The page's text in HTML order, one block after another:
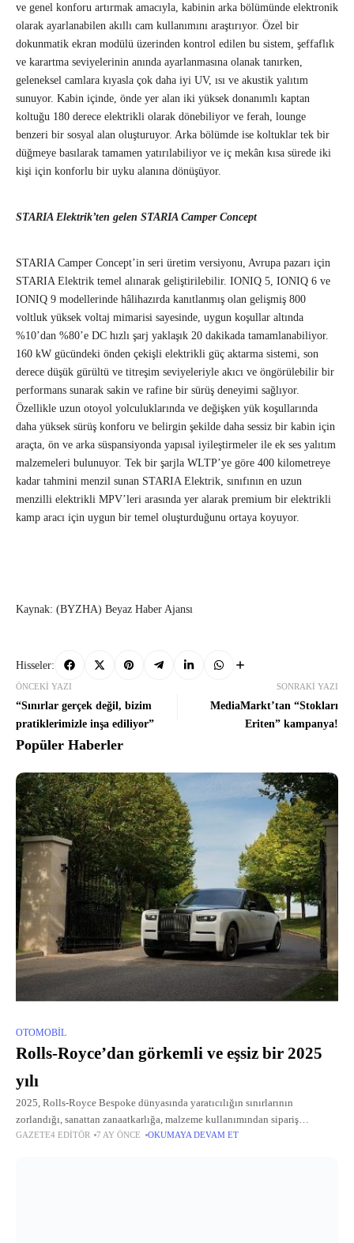
ve genel konforu artırmak amacıyla, kabinin arka bölümünde elektronik
olarak ayarlanabilen akıllı cam kullanımını araştırıyor. Özel bir
dokunmatik ekran modülü üzerinden kontrol edilen bu sistem, şeffaflık
ve karartma seviyelerinin anında ayarlanmasına olanak tanırken,
geleneksel camlara kıyasla çok daha iyi UV, ısı ve akustik yalıtım
sunuyor. Kabin içinde, önde yer alan iki yüksek donanımlı kaptan
koltuğu 180 derece elektrikli olarak dönebiliyor ve ferah, lounge
benzeri bir sosyal alan oluşturuyor. Arka bölümde ise koltuklar tek bir
düğmeye basılarak tamamen yatırılabiliyor ve iç mekân kısa sürede iki
kişi için konforlu bir uyku alanına dönüşüyor.
STARIA Elektrik’ten gelen STARIA Camper Concept
STARIA Camper Concept’in seri üretim versiyonu, Avrupa pazarı için
STARIA Elektrik temel alınarak geliştirilebilir. IONIQ 5, IONIQ 6 ve
IONIQ 9 modellerinde hâlihazırda kanıtlanmış olan gelişmiş 800
voltluk yüksek voltaj mimarisi sayesinde, uygun koşullar altında
%10’dan %80’e DC hızlı şarj yaklaşık 20 dakikada tamamlanabiliyor.
160 kW gücündeki önden çekişli elektrikli güç aktarma sistemi, son
derece düşük gürültü ve titreşim seviyeleriyle akıcı ve öngörülebilir bir
performans sunarak sakin ve rafine bir sürüş deneyimi sağlıyor.
Özellikle uzun otoyol yolculuklarında ve değişken yük koşullarında
daha yüksek sürüş konforu ve belirgin şekilde daha sessiz bir kabin için
araçta, ön ve arka süspansiyonda yapısal iyileştirmeler ile ek ses yalıtım
malzemeleri bulunuyor. Tek bir şarjla WLTP’ye göre 400 kilometreye
kadar tahmini menzil sunan STARIA Elektrik, sınıfının en uzun
menzilli elektrikli MPV’leri arasında yer alarak premium bir elektrikli
kamp aracı için uygun bir temel oluşturduğunu ortaya koyuyor.
Kaynak: (BYZHA) Beyaz Haber Ajansı
Hisseler:
ÖNCEKI YAZI
“Sınırlar gerçek değil, bizim
pratiklerimizle inşa ediliyor”
SONRAKI YAZI
MediaMarkt’tan “Stokları
Eriten” kampanya!
Popüler Haberler
OTOMOBIL
Rolls-Royce’dan görkemli ve eşsiz bir 2025
yılı
2025, Rolls-Royce Bespoke dünyasında yaratıcılığın sınırlarının
zorlandığı, sanattan zanaatkarlığa, malzeme kullanımından sipariş
deneyimine kadar önemli gelişmelerin yaşandığı bir yıl oldu.
GAZETE4 EDITÖR 7 AY ÖNCE OKUMAYA DEVAM ET